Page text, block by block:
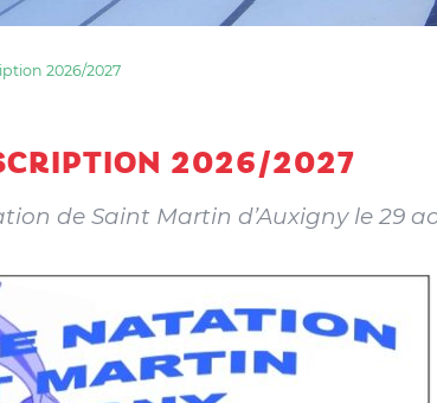
2026/2027
2026/2027
de Saint Martin d’Auxigny le 29